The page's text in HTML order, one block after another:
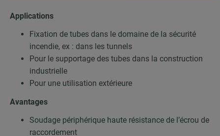
Applications
Fixation de tubes dans le domaine de la sécurité
incendie, ex : dans les tunnels
Pour le supportage des tubes dans la construction
industrielle
Pour une utilisation extérieure
Avantages
Soudage périphérique haute résistance de l’écrou de
raccordement